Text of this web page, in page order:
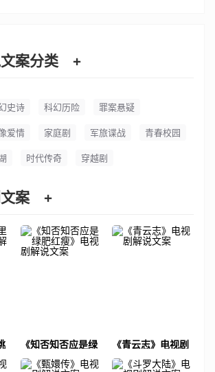
案分类 +
史诗 科幻历险 罪案悬疑
爱情 家庭剧 军旅谍战 青春校园
时代传奇 穿越剧
案 +
《知否知否应是绿
说文案
《青云志》电视剧